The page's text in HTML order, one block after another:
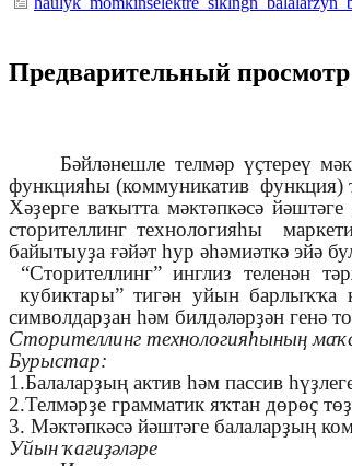
Предварительный
Бәйләнешле телмәр үҫтереү
функцияһы (коммуникатив функция)
Хәҙерге ваҡытта мәктәпкәсә
сторителлинг технологияһы
байытыуҙа ғәйәт һур әһәмиәткә
“Сторителлинг” инглиз теленән
кубиктары” тигән уйын барлыҡҡа
символдарҙан һәм билдәләрҙән генә
Сторителлинг технологияһының
Бурыстар:
1.Балаларҙың актив һәм пассив
2.Телмәрҙе грамматик яҡтан дөрөҫ
3. Мәктәпкәсә йәштәге балаларҙың
Уйын ҡағиҙәләре